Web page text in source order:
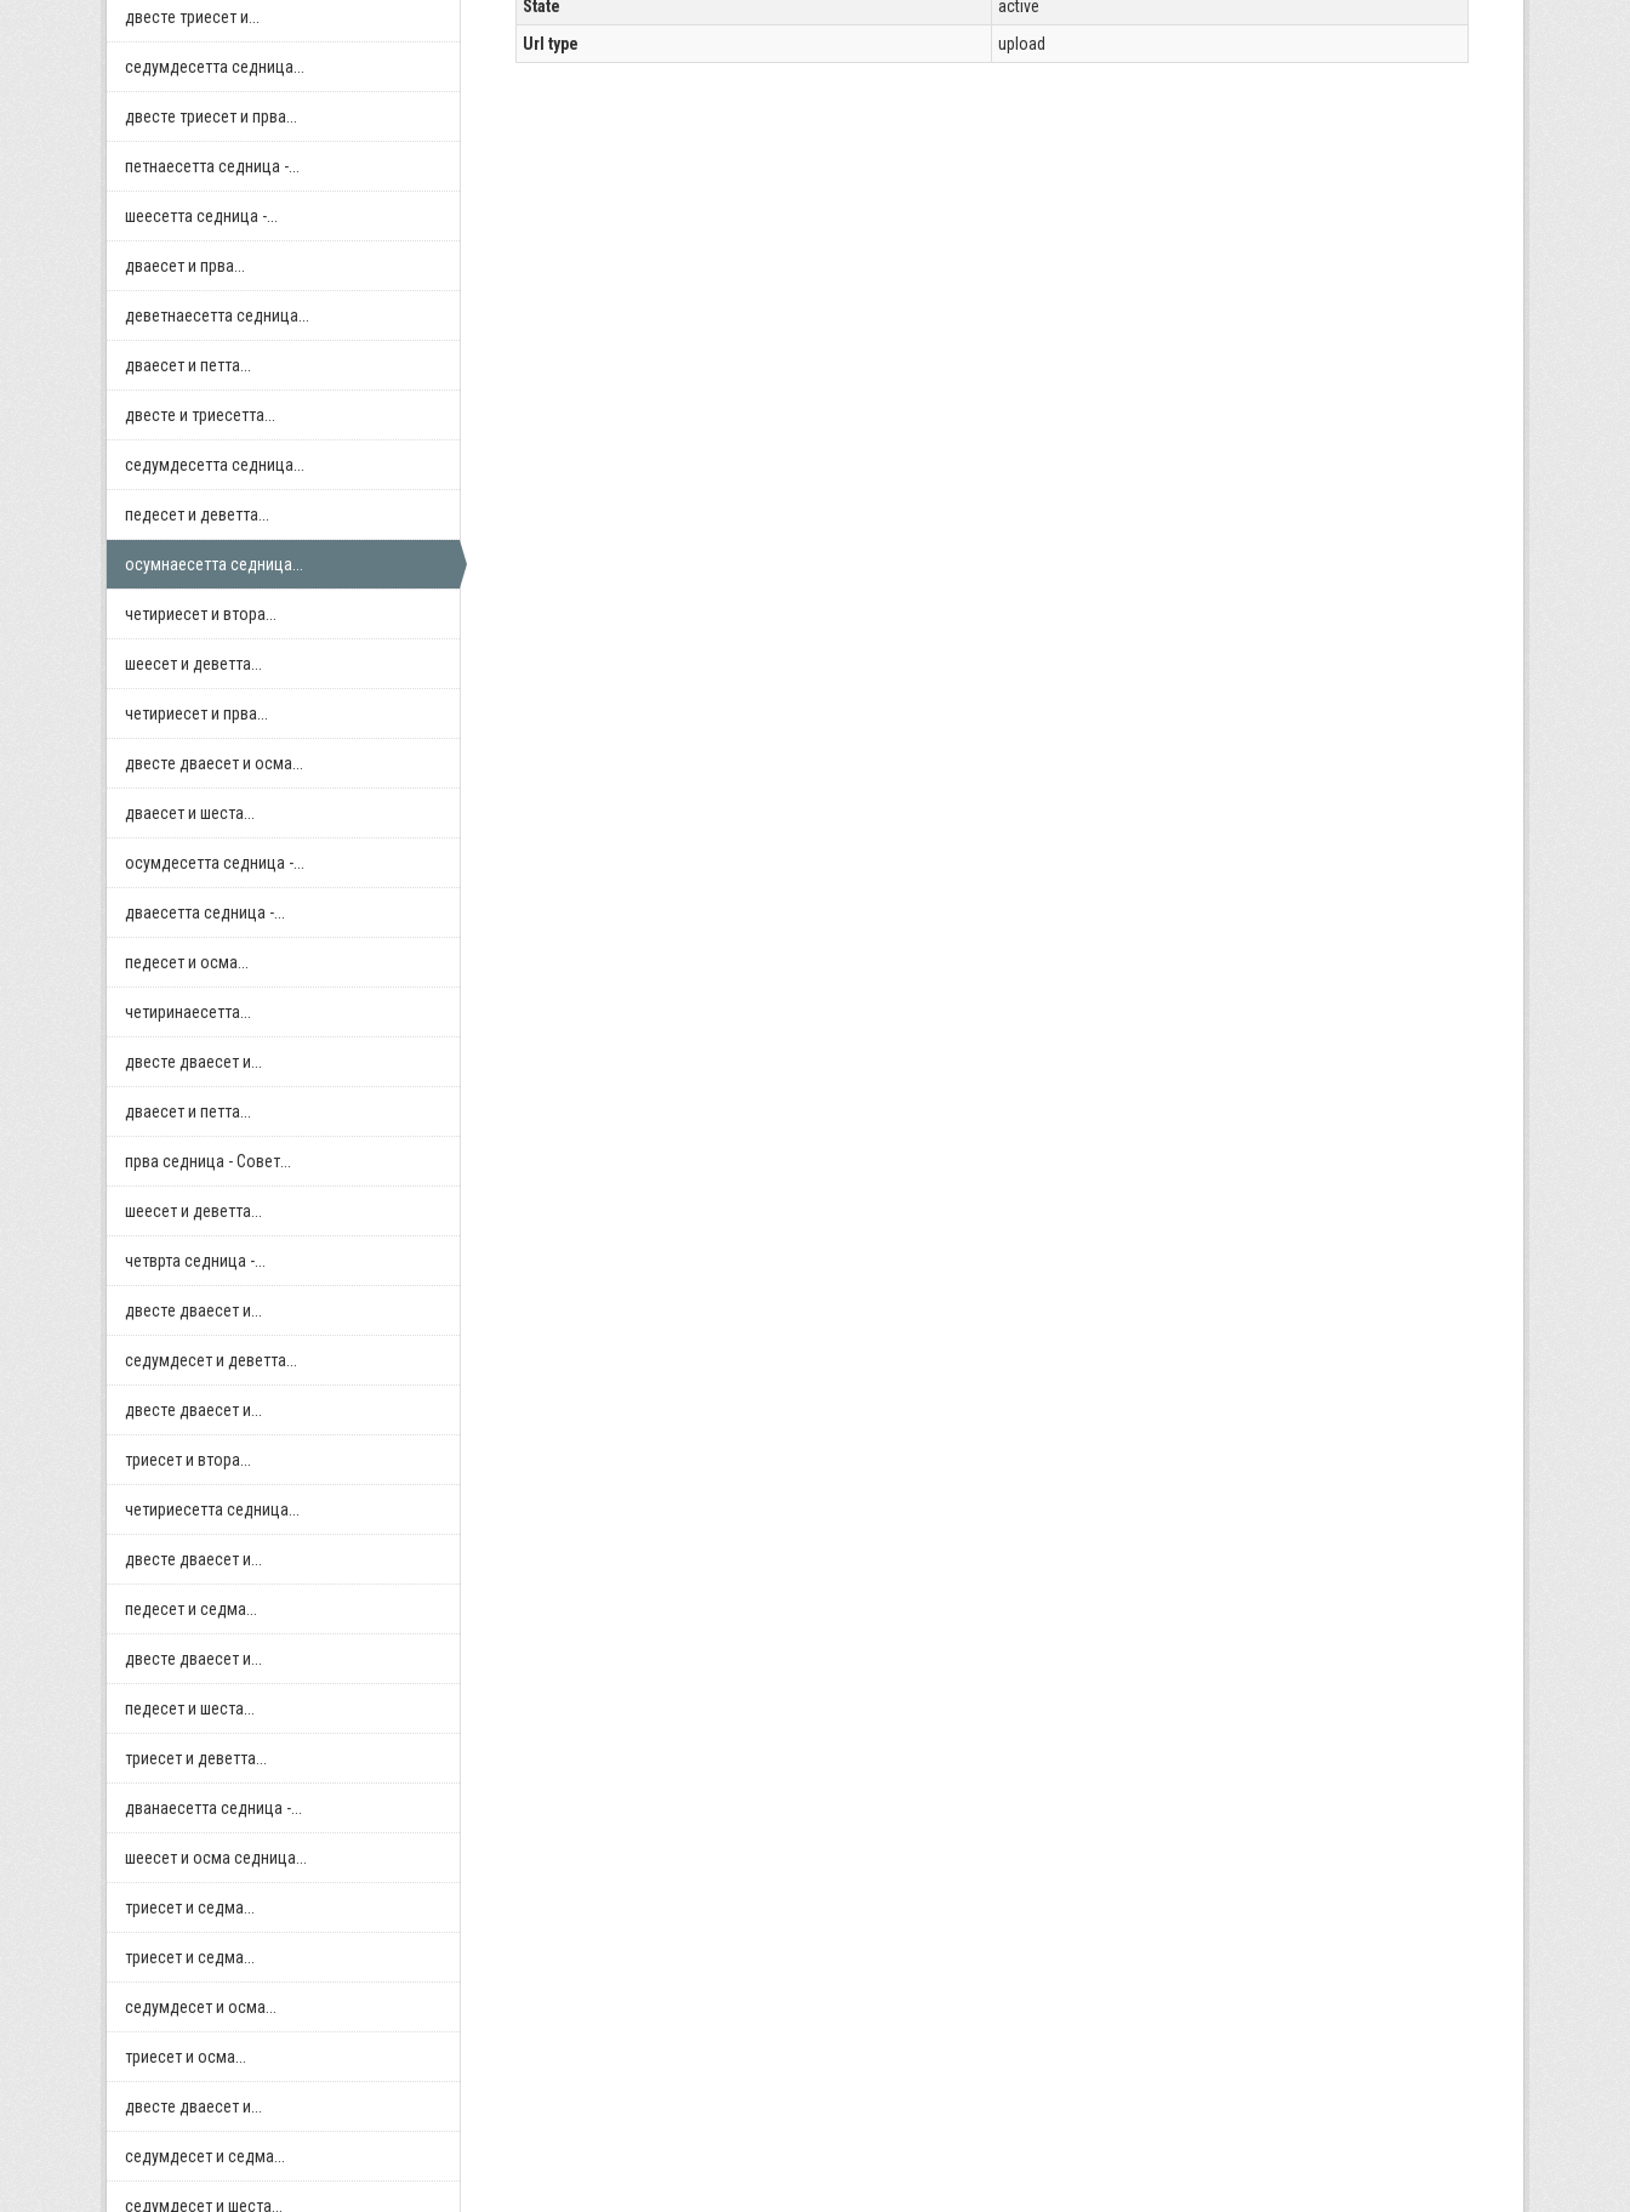
двестe триесет и...
седумдесетта седница...
двестe триесет и прва...
петнаесетта седница -...
шеесетта седница -...
дваесет и прва...
деветнаесетта седница...
дваесет и петта...
двестe и триесетта...
седумдесетта седница...
педесет и деветта...
осумнaесетта седница...
четириесет и втора...
шеесет и деветта...
четириесет и прва...
двестe дваесет и осма...
дваесет и шеста...
осумдесетта седница -...
дваесетта седница -...
педесет и осма...
четиринаесетта...
двестe дваесет и...
дваесет и петта...
прва седница - Совет...
шеесет и деветта...
четврта седница -...
двестe дваесет и...
седумдесет и деветта...
двестe дваесет и...
триесет и втора...
четириесетта седница...
двестe дваесет и...
педесет и седма...
двестe дваесет и...
педесет и шеста...
триесет и деветта...
дванаесетта седница -...
шеесет и осма седница...
триесет и седма...
триесет и седма...
седумдесет и осма...
триесет и осма...
двестe дваесет и...
седумдесет и седма...
седумдесет и шеста...
State
active
Url type
upload